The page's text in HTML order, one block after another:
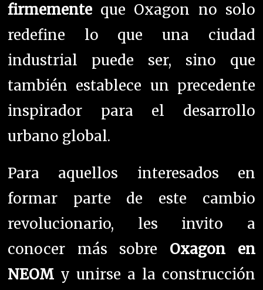
firmemente que Oxagon no solo
redefine lo que una ciudad
industrial puede ser, sino que
también establece un precedente
inspirador para el desarrollo
urbano global.
Para aquellos interesados en
formar parte de este cambio
revolucionario, les invito a
conocer más sobre Oxagon en
NEOM y unirse a la construcción